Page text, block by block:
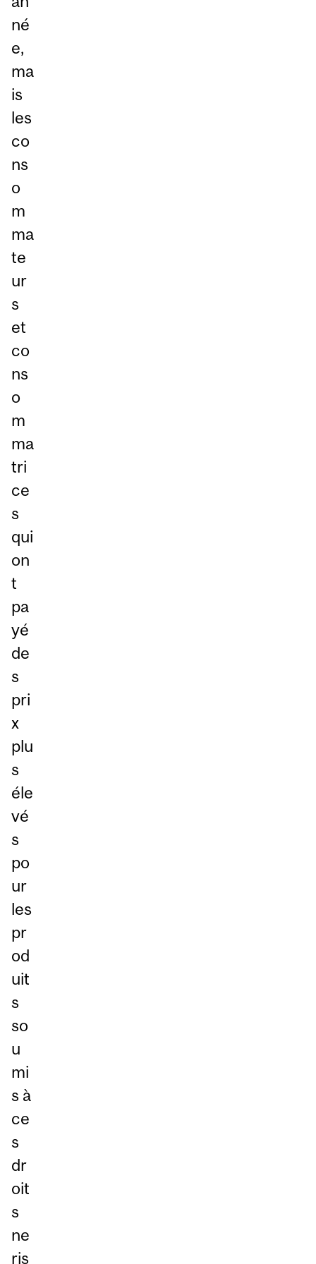
né
e,
ma
is
les
co
ns
o
m
ma
te
ur
s
et
co
ns
o
m
ma
tri
ce
s
qui
on
t
pa
yé
de
s
pri
x
plu
s
éle
vé
s
po
ur
les
pr
od
uit
s
so
u
mi
s à
ce
s
dr
oit
s
ne
ris